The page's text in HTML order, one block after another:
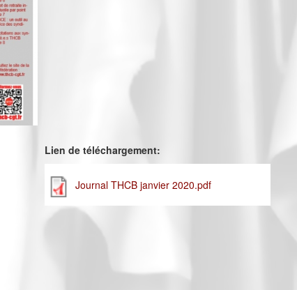
Lien de téléchargement:
Journal THCB janvier 2020.pdf